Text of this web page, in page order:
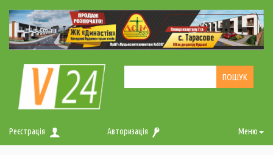
Реєстрація Авторизація Меню